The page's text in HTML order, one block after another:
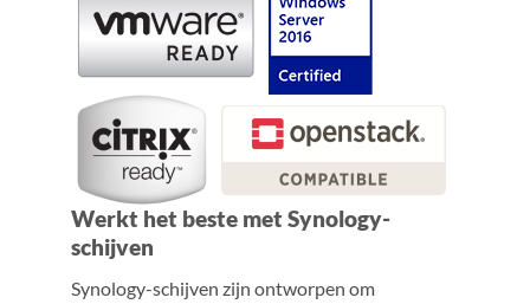
Werkt het beste met Synology-
schijven
Synology-schijven zijn ontworpen om